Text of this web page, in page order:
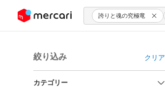
ツにスキップ 誇りと魂の究極竜
絞り込み クリア
カテゴリー